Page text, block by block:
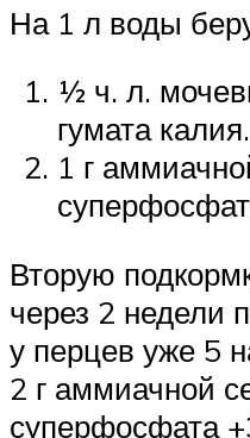
На 1 л воды
½ ч. л.
гумата калия.
1 г
Вторую
через 2 недели
у перцев уже 5
2 г аммиачной
суперфосфата